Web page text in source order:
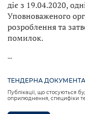
діє з 19.04.2020,
Уповноваженого
розроблення та
помилок.
...
ТЕНДЕРНА
Публікації, що стосуються
оприлюднення, специфіки